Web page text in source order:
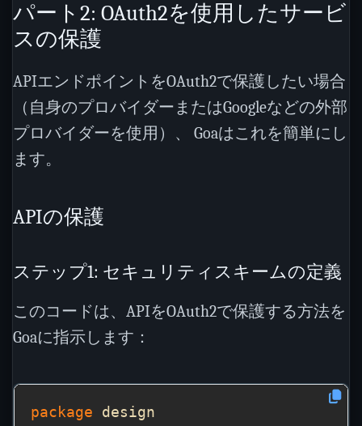
パート2: OAuth2を使用したサービ
スの保護
APIエンドポイントをOAuth2で保護したい場合
（自身のプロバイダーまたはGoogleなどの外部
プロバイダーを使用）、 Goaはこれを簡単にし
ます。
APIの保護
ステップ1: セキュリティスキームの定義
このコードは、APIをOAuth2で保護する方法を
Goaに指示します：
package